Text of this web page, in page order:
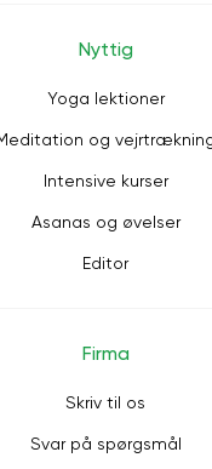
Nyttig
Yoga lektioner
og
Intensive kurser
Asanas og øvelser
Editor
Firma
Skriv til os
Svar på spørgsmål